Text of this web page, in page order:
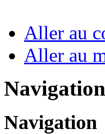
Aller au
Aller au
Navigation